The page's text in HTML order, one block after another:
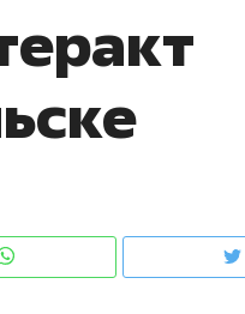
клиентах и